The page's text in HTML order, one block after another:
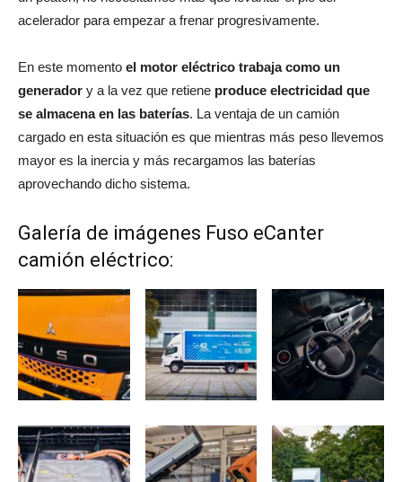
acelerador para empezar a frenar progresivamente.
En este momento el motor eléctrico trabaja como un
generador y a la vez que retiene produce electricidad que
se almacena en las baterías. La ventaja de un camión
cargado en esta situación es que mientras más peso llevemos
mayor es la inercia y más recargamos las baterías
aprovechando dicho sistema.
Galería de imágenes Fuso eCanter
camión eléctrico: